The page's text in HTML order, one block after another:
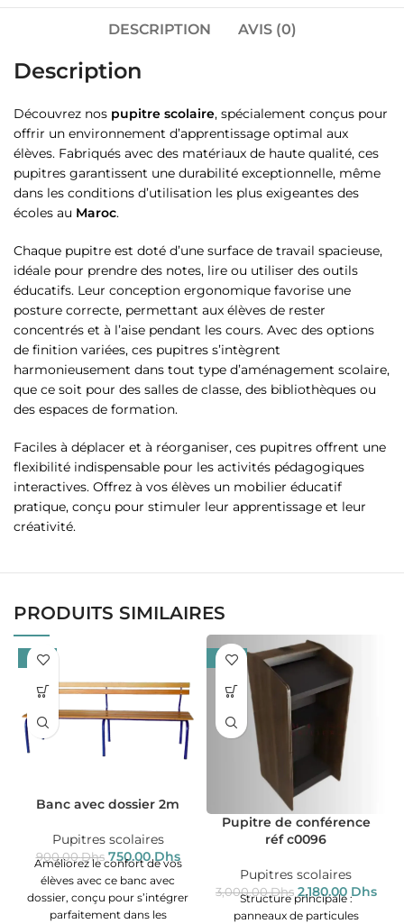
DESCRIPTION AVIS (0)
Description
Découvrez nos pupitre scolaire, spécialement conçus pour
offrir un environnement d’apprentissage optimal aux
élèves. Fabriqués avec des matériaux de haute qualité, ces
pupitres garantissent une durabilité exceptionnelle, même
dans les conditions d’utilisation les plus exigeantes des
écoles au Maroc.
Chaque pupitre est doté d’une surface de travail spacieuse,
idéale pour prendre des notes, lire ou utiliser des outils
éducatifs. Leur conception ergonomique favorise une
posture correcte, permettant aux élèves de rester
concentrés et à l’aise pendant les cours. Avec des options
de finition variées, ces pupitres s’intègrent
harmonieusement dans tout type d’aménagement scolaire,
que ce soit pour des salles de classe, des bibliothèques ou
des espaces de formation.
Faciles à déplacer et à réorganiser, ces pupitres offrent une
flexibilité indispensable pour les activités pédagogiques
interactives. Offrez à vos élèves un mobilier éducatif
pratique, conçu pour stimuler leur apprentissage et leur
créativité.
PRODUITS SIMILAIRES
-17%
Banc avec dossier 2m
Pupitres scolaires
900.00Dhs 750.00Dhs
Améliorez le confort de vos
élèves avec ce banc avec
dossier, conçu pour s’intégrer
parfaitement dans les
-27%
Pupitre de conférence
réf c0096
Pupitres scolaires
3,000.00Dhs 2,180.00 Dhs
Structure principale :
panneaux de particules